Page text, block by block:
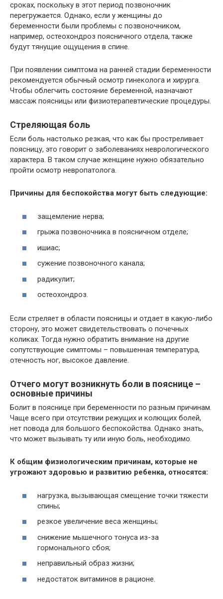
сроках, поскольку в этот период позвоночник
перегружается. Однако, если у женщины до
беременности были проблемы с позвоночником,
например, остеохондроз поясничного отдела, также
будут тянущие ощущения в спине.
При появлении симптома на ранней стадии беременности
рекомендуется обычный осмотр гинеколога и хирурга.
Чтобы облегчить состояние беременной, назначают
массаж поясницы или физиотерапевтические процедуры.
Стреляющая боль
Если боль настолько резкая, что как бы простреливает
поясницу, это говорит о заболеваниях неврологического
характера. В таком случае женщине нужно обязательно
пройти осмотр невропатолога.
Причины для беспокойства могут быть следующие:
защемление нерва;
грыжа позвоночника в поясничном отделе;
ишиас;
сужение позвоночного канала;
радикулит;
остеохондроз.
Если стреляет в области поясницы и отдает в какую-либо
сторону, это может свидетельствовать о почечных
коликах. Тогда нужно обратить внимание на другие
сопутствующие симптомы – повышенная температура,
отечность ног, высокое давление.
Отчего могут возникнуть боли в пояснице –
основные причины
Болит в пояснице при беременности по разным причинам.
Чаще всего при отсутствии режущих и колющих болей,
нет повода для большого беспокойства. Однако знать,
что может вызывать ту или иную боль, необходимо.
К общим физиологическим причинам, которые не
угрожают здоровью и развитию ребенка, относятся:
нагрузка, вызывающая смещение точки тяжести
спины;
резкое увеличение веса женщины;
снижение мышечного тонуса из-за
гормонального сбоя;
неправильный образ жизни;
недостаток витаминов в рационе.